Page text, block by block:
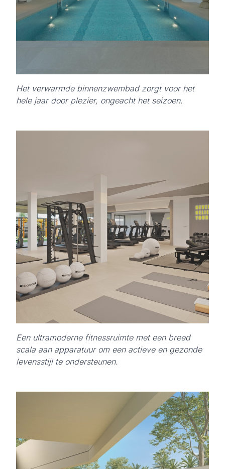
Het verwarmde binnenzwembad zorgt voor het
hele jaar door plezier, ongeacht het seizoen.
Een ultramoderne fitnessruimte met een breed
scala aan apparatuur om een actieve en gezonde
levensstijl te ondersteunen.